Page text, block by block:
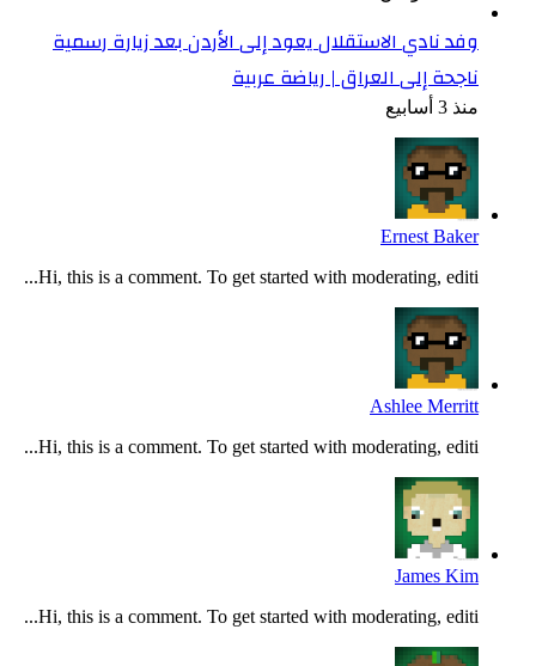
وفد نادي الاستقلال يعود إلى الأردن بعد زيارة رسمية
ناجحة إلى العراق | رياضة عربية
منذ 3 أسابيع
Ernest Baker
Hi, this is a comment. To get started with moderating, editi...
Ashlee Merritt
Hi, this is a comment. To get started with moderating, editi...
James Kim
Hi, this is a comment. To get started with moderating, editi...